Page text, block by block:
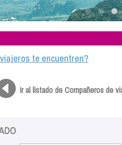
te encuentren?
Ir al listado de Compañeros de